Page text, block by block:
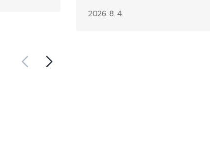
2026. 8. 4.